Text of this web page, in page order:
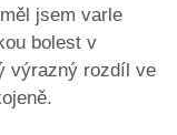
jsem varle
bolest v
výrazný rozdíl ve